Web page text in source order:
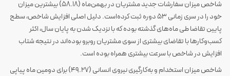
شاخص میزان سفارشات جدید مشتریان در بهمن‌ماه (58.18) بیشترین میزان
خود را در سری زمانی 53 دوره ثبت کرده‌است. دلیل اصلی افزایش شاخص، سطح
پایین تقاضا طی ماه‌های گذشته بوده که با نزدیک شدن به پایان سال، اکثر
کسب‌وکارها با تقاضای بیشتری از سوی مشتریان روبرو بوده‌اند در نتیجه شتاب
افزایش در شاخص با سرعت بیشتری همراه بوده است.
شاخص میزان استخدام و به‌کارگیری نیروی انسانی (49.27) برای دومین ماه پیاپی